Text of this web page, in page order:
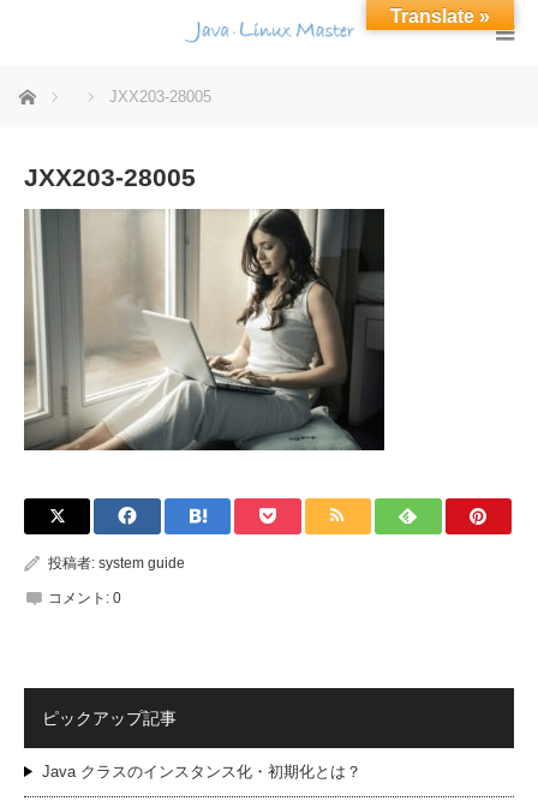
ホーム JXX203-28005
JXX203-28005
投稿者: system guide
コメント: 0
ピックアップ記事
Java クラスのインスタンス化・初期化とは？
Translate »